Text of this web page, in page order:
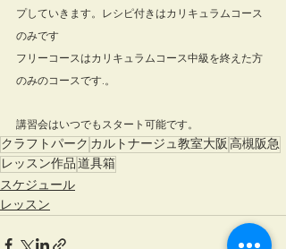
プしていきます。レシピ付きはカリキュラムコース
のみです
フリーコースはカリキュラムコース中級を終えた方
のみのコースです.。
講習会はいつでもスタート可能です。
クラフトパーク カルトナージュ教室大阪高槻阪急
レッスン作品道具箱
スケジュール
レッスン